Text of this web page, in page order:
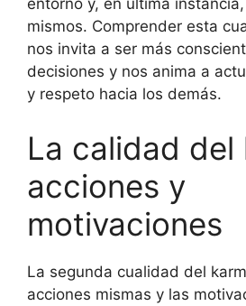
entorno y, en última
mismos. Comprender esta
nos invita a ser más
decisiones y nos anima a
y respeto hacia los demás.
La calidad del
acciones y
motivaciones
La segunda cualidad del
acciones mismas y las